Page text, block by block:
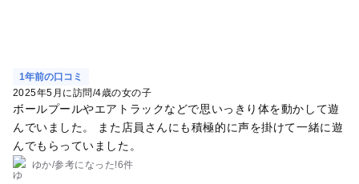
1年前の口コミ
2025年5月に訪問/4歳の女の子
ボールプールやエアトラックなどで思いっきり体を動かして遊
んでいました。 また店員さんにも積極的に声を掛けて一緒に遊
んでもらっていました。
ゆか/参考に なった!6件